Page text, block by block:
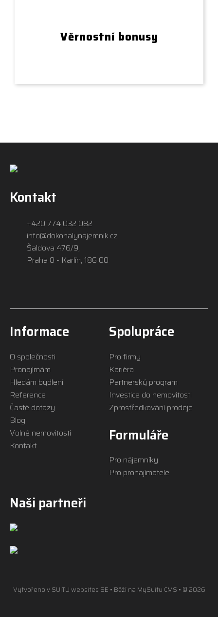
Věrnostní bonusy
Kontakt
+420 774 032 082
info@dokonalynajemnik.cz
Šaldova 476/9,
Praha 8 - Karlín, 186 00
Informace
O společnosti
Pronajímám
Hledám bydlení
Reference
Časté dotazy
Blog
Volné nemovitosti
Kontakt
Spolupráce
Pro firmy
Kariéra
Partnerský program
Investice do nemovitosti
Zprostředkování prodeje
Formuláře
Pro nájemníky
Pro pronajímatele
Naši partneři
Vytvořeno vSUITU websites SE • Běží na MySuitu CMS • © 2026